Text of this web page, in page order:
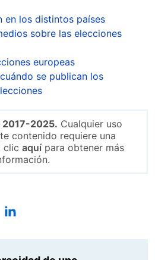
en los distintos países
sobre las elecciones
europeas
se publican los
2025. Cualquier uso
contenido requiere una
clic aquípara obtener más